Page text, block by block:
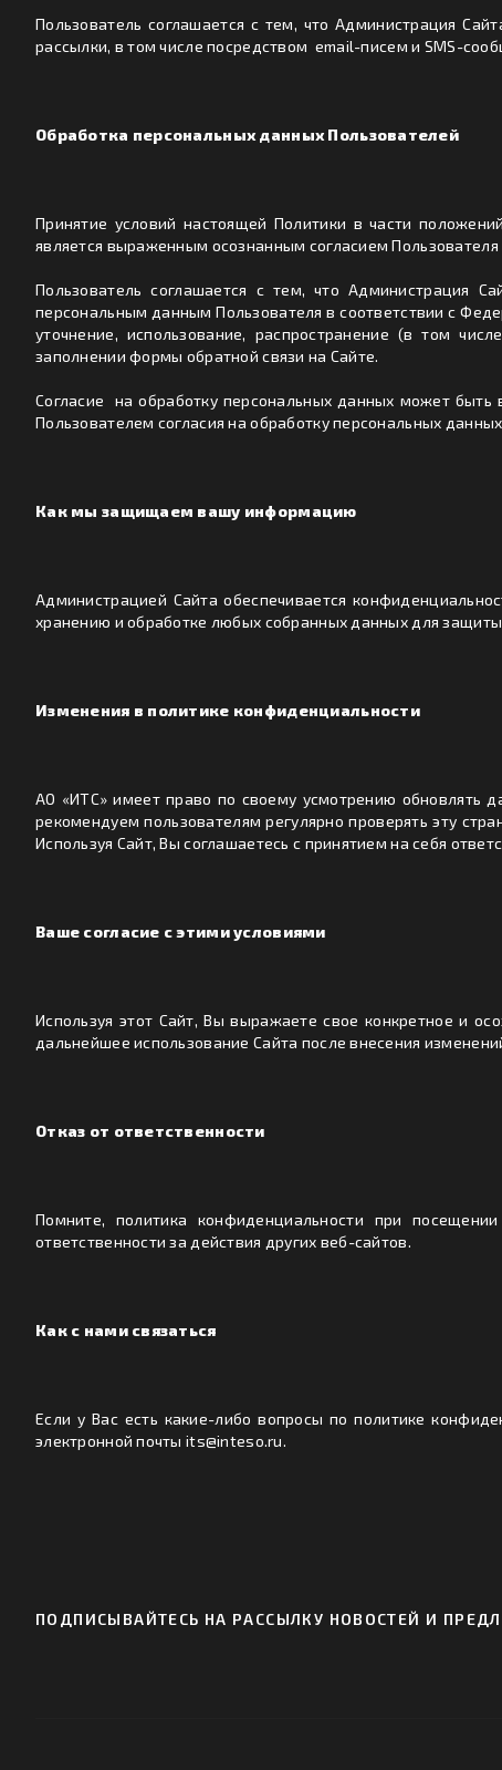
Пользователь соглашается с тем, что Администрация
рассылки, в том числе посредством email-писем и SMS-
Обработка персональных данных Пользователей
Принятие условий настоящей Политики в части
является выраженным осознанным согласием
Пользователь соглашается с тем, что Администрация
персональным данным Пользователя в соответствии с
уточнение, использование, распространение (в том
заполнении формы обратной связи на Сайте.
Согласие на обработку персональных данных может
Пользователем согласия на обработку персональных
Как мы защищаем вашу информацию
Администрацией Сайта обеспечивается
хранению и обработке любых собранных данных для
Изменения в политике конфиденциальности
АО «ИТС» имеет право по своему усмотрению обновлять
рекомендуем пользователям регулярно проверять эту
Используя Сайт, Вы соглашаетесь с принятием на себя
Ваше согласие с этими условиями
Используя этот Сайт, Вы выражаете свое конкретное и
дальнейшее использование Сайта после внесения
Отказ от ответственности
Помните, политика конфиденциальности при
ответственности за действия других веб-сайтов.
Как с нами связаться
Если у Вас есть какие-либо вопросы по политике
электронной почты its@inteso.ru.
ПОДПИСЫВАЙТЕСЬ НА РАССЫЛКУ НОВОСТЕЙ И